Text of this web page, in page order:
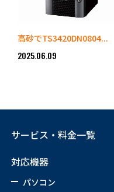
高砂でTS3420DN0804...
2025.06.09
サービス・料金一覧
対応機器
パソコン